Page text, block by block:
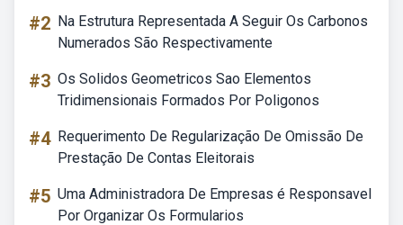
#2 Na Estrutura Representada A Seguir Os Carbonos
Numerados São Respectivamente
#3 Os Solidos Geometricos Sao Elementos
Tridimensionais Formados Por Poligonos
#4 Requerimento De Regularização De Omissão De
Prestação De Contas Eleitorais
#5 Uma Administradora De Empresas é Responsavel
Por Organizar Os Formularios